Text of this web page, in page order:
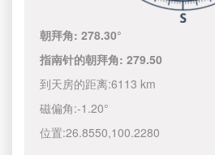
朝拜角:278.30°
指南针的朝拜角:279.50
到天房的距离:6113 km
磁偏角:-1.20°
位置:26.8550,100.2280